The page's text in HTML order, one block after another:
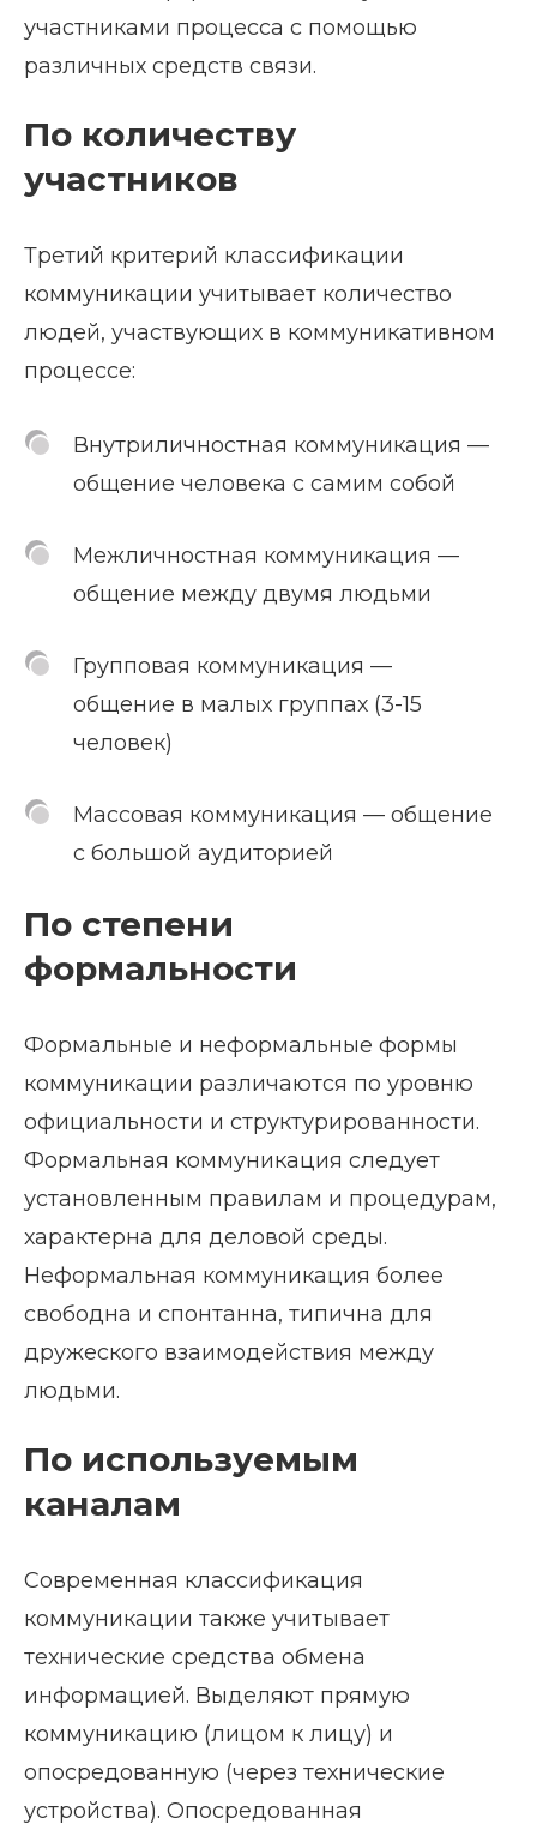
участниками процесса с помощью
различных средств связи.
По количеству
участников
Третий критерий классификации
коммуникации учитывает количество
людей, участвующих в коммуникативном
процессе:
Внутриличностная коммуникация —
общение человека с самим собой
Межличностная коммуникация —
общение между двумя людьми
Групповая коммуникация —
общение в малых группах (3-15
человек)
Массовая коммуникация — общение
с большой аудиторией
По степени
формальности
Формальные и неформальные формы
коммуникации различаются по уровню
официальности и структурированности.
Формальная коммуникация следует
установленным правилам и процедурам,
характерна для деловой среды.
Неформальная коммуникация более
свободна и спонтанна, типична для
дружеского взаимодействия между
людьми.
По используемым
каналам
Современная классификация
коммуникации также учитывает
технические средства обмена
информацией. Выделяют прямую
коммуникацию (лицом к лицу) и
опосредованную (через технические
устройства). Опосредованная